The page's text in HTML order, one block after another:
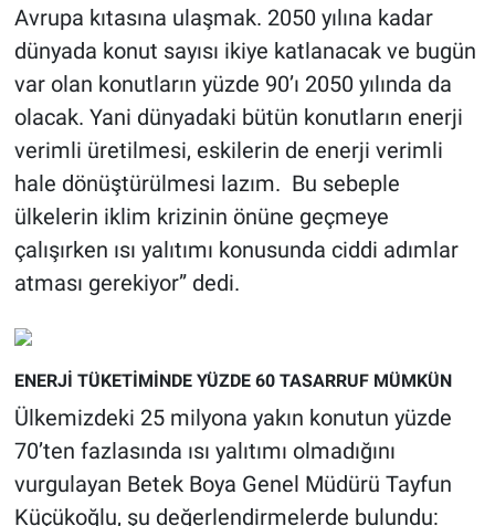
Avrupa kıtasına ulaşmak. 2050 yılına kadar
dünyada konut sayısı ikiye katlanacak ve bugün
var olan konutların yüzde 90’ı 2050 yılında da
olacak. Yani dünyadaki bütün konutların enerji
verimli üretilmesi, eskilerin de enerji verimli
hale dönüştürülmesi lazım. Bu sebeple
ülkelerin iklim krizinin önüne geçmeye
çalışırken ısı yalıtımı konusunda ciddi adımlar
atması gerekiyor” dedi.
ENERJİ TÜKETİMİNDE YÜZDE 60 TASARRUF MÜMKÜN
Ülkemizdeki 25 milyona yakın konutun yüzde
70’ten fazlasında ısı yalıtımı olmadığını
vurgulayan Betek Boya Genel Müdürü Tayfun
Küçükoğlu, şu değerlendirmelerde bulundu: